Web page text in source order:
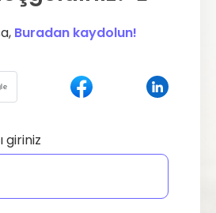
Buradan kaydolun!
giriniz